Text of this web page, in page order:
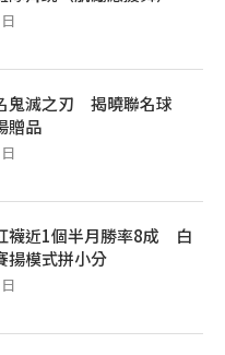
鬼滅之刃 揭曉聯名球
贈品
襪近1個半月勝率8成 白
揚模式拼小分